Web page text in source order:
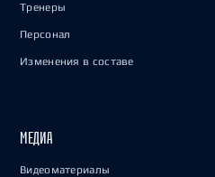
Тренеры
Персонал
Изменения в составе
МЕДИА
Видеоматериалы